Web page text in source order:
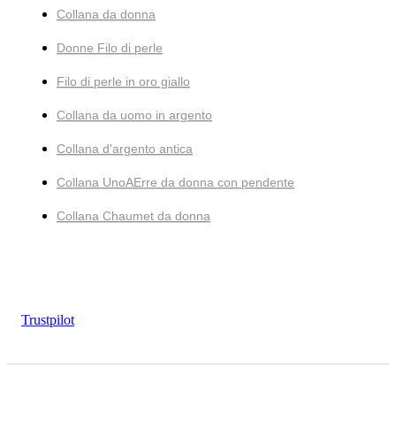
Collana da donna
Donne Filo di perle
Filo di perle in oro giallo
Collana da uomo in argento
Collana d'argento antica
Collana UnoAErre da donna con pendente
Collana Chaumet da donna
Trustpilot